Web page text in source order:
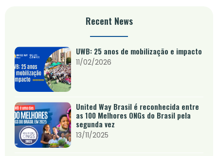
Recent News
UWB: 25 anos de mobilização e impacto
11/02/2026
United Way Brasil é reconhecida entre
as 100 Melhores ONGs do Brasil pela
segunda vez
13/11/2025